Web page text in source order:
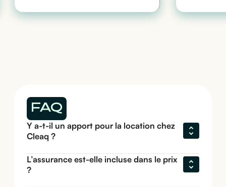
FAQ
Y a-t-il un apport pour la location chez
Cleaq ?
L’assurance est-elle incluse dans le prix
?